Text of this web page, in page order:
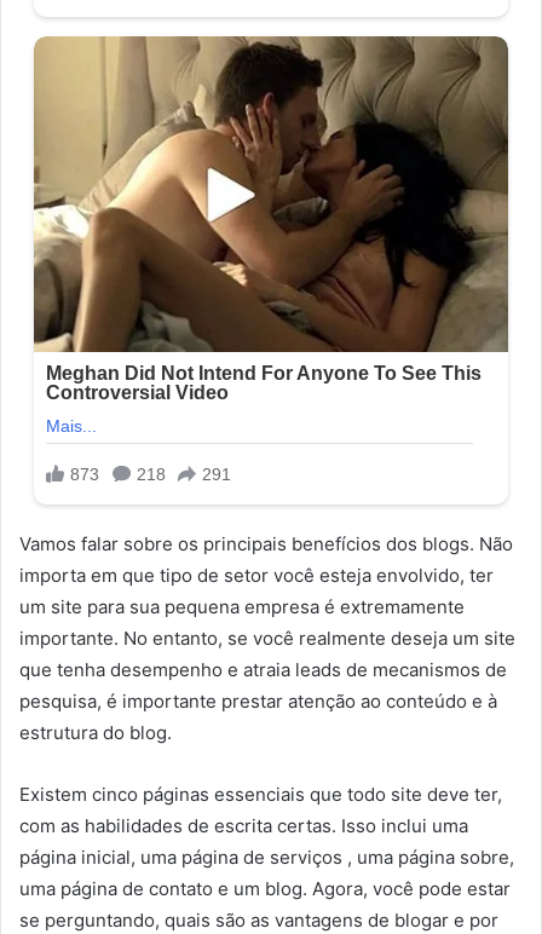
Vamos falar sobre os principais benefícios dos blogs. Não
importa em que tipo de setor você esteja envolvido, ter
um site para sua pequena empresa é extremamente
importante. No entanto, se você realmente deseja um site
que tenha desempenho e atraia leads de mecanismos de
pesquisa, é importante prestar atenção ao conteúdo e à
estrutura do blog.
Existem cinco páginas essenciais que todo site deve ter,
com as habilidades de escrita certas. Isso inclui uma
página inicial, uma página de serviços , uma página sobre,
uma página de contato e um blog. Agora, você pode estar
se perguntando, quais são as vantagens de blogar e por